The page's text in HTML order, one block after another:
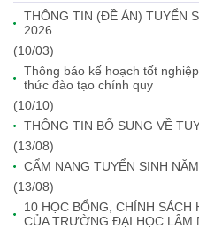
THÔNG TIN (ĐỀ ÁN) TUYỂN
2026
(10/03)
Thông báo kế hoạch tốt
thức đào tạo chính quy
(10/10)
THÔNG TIN BỔ SUNG VỀ
(13/08)
CẨM NANG TUYỂN SINH
(13/08)
10 HỌC BỔNG, CHÍNH
CỦA TRƯỜNG ĐẠI HỌC LÂM